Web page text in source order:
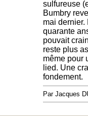
sulfureuse
Bumbry
mai dernier.
quarante
pouvait
reste plus
même pour
lied. Une
fondement.
Par Jacques